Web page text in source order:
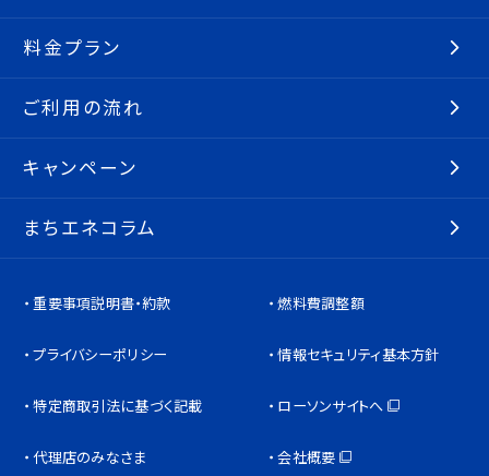
料金プラン
ご利用の流れ
キャンペーン
まちエネコラム
重要事項説明書・約款 燃料費調整額
プライバシーポリシー 情報セキュリティ基本方針
特定商取引法に基づく記載 ローソンサイトへ
代理店のみなさま 会社概要